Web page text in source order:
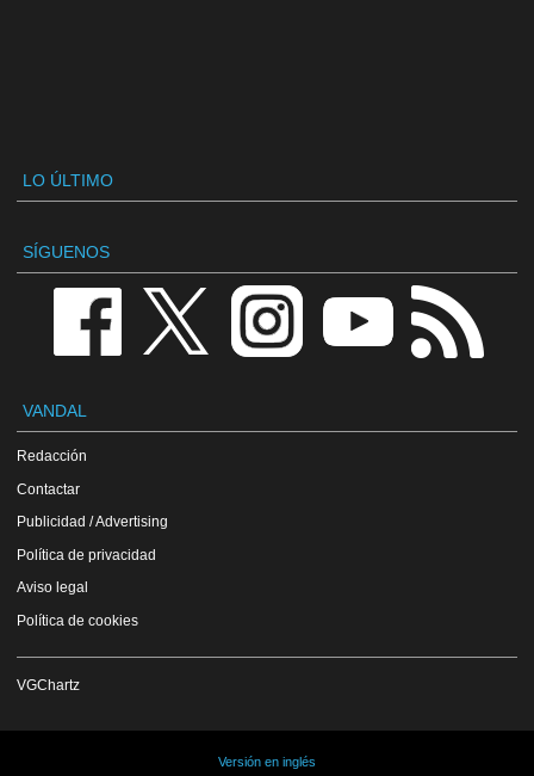
LO ÚLTIMO
SÍGUENOS
VANDAL
Redacción
Contactar
Publicidad / Advertising
Política de privacidad
Aviso legal
Política de cookies
VGChartz
Versión en inglés